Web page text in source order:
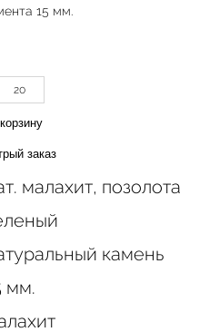
15 мм.
20
заказ
малахит, позолота
камень
мм.